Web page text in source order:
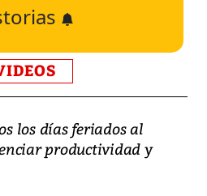
los días feriados al
productividad y